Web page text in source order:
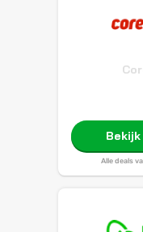
Alle deals